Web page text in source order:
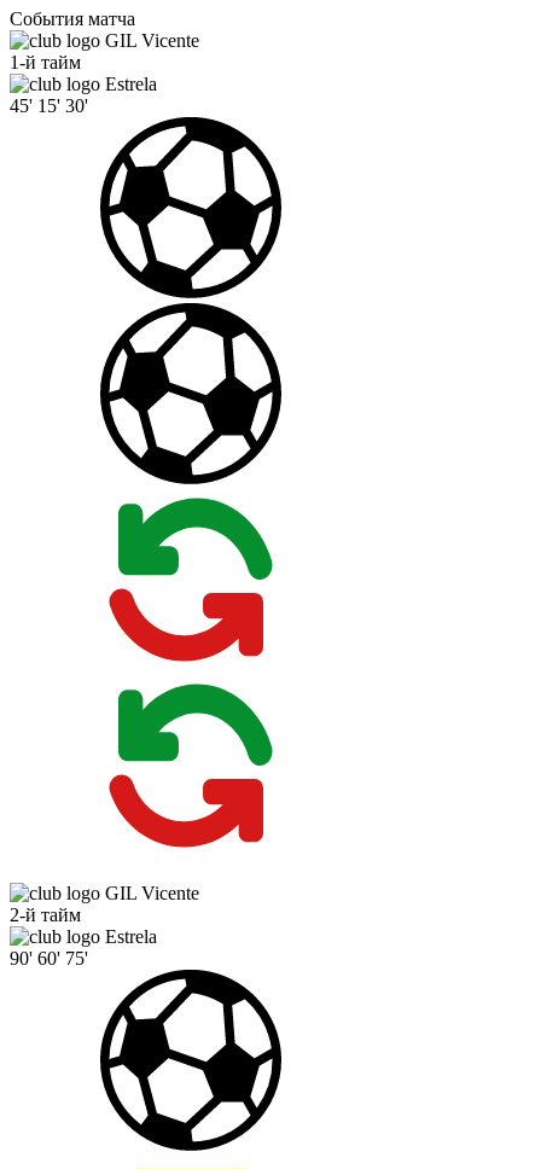
События матча
GIL Vicente
1-й тайм
Estrela
45' 15' 30'
GIL Vicente
2-й тайм
Estrela
90' 60' 75'